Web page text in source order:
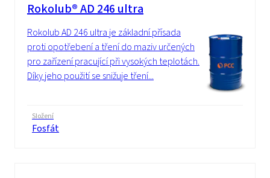
Rokolub® AD 246 ultra
Rokolub AD 246 ultra je základní přísada
proti opotřebení a tření do maziv určených
pro zařízení pracující při vysokých teplotách.
Díky jeho použití se snižuje tření...
Složení
Fosfát